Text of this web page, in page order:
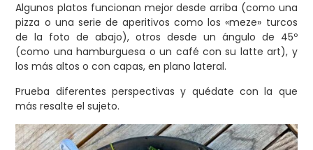
Algunos platos funcionan mejor desde arriba (como una
pizza o una serie de aperitivos como los «meze» turcos
de la foto de abajo), otros desde un ángulo de 45º
(como una hamburguesa o un café con su latte art), y
los más altos o con capas, en plano lateral.
Prueba diferentes perspectivas y quédate con la que
más resalte el sujeto.